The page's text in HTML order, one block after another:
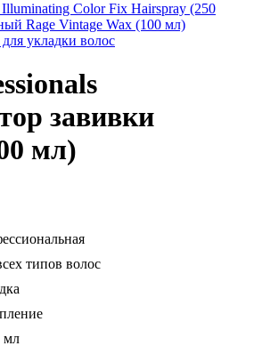
Color Fix Hairspray (250
Rage Vintage Wax (100 мл)
укладки волос
завивки
мл)
типов волос
мл